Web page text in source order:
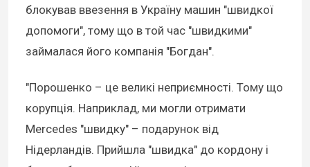
блокував ввезення в Україну машин "швидкої
допомоги", тому що в той час "швидкими"
займалася його компанія "Богдан".
"Порошенко – це великі неприємності. Тому що
корупція. Наприклад, ми могли отримати
Mercedes "швидку" – подарунок від
Нідерландів. Прийшла "швидка" до кордону і